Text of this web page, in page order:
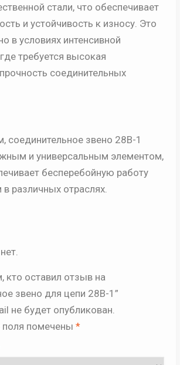
стали, что обеспечивает
и устойчивость к износу. Это
в условиях интенсивной
требуется высокая
соединительных
соединительное звено 28B-1
и универсальным элементом,
бесперебойную работу
различных отраслях.
кто оставил отзыв на
звено для цепи 28B-1”
не будет опубликован.
помечены *